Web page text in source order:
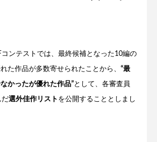
コンテストでは、最終候補となった10編の
た作品が多数寄せられたことから、 “最
かったが優れた作品”として、各審査員
だ選外佳作リスト を公開することとしまし